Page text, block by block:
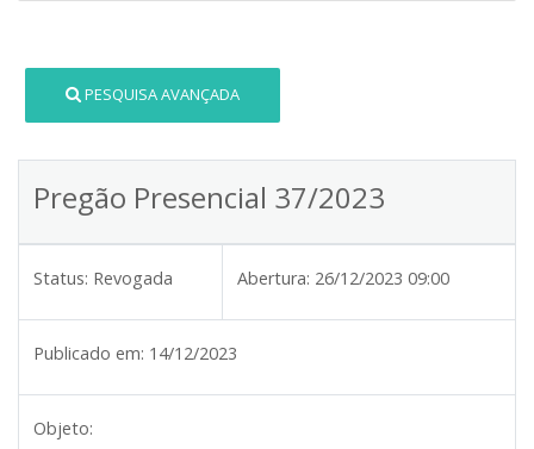
PESQUISA AVANÇADA
Pregão Presencial 37/2023
Status: Revogada Abertura: 26/12/2023 09:00
Publicado em: 14/12/2023
Objeto: